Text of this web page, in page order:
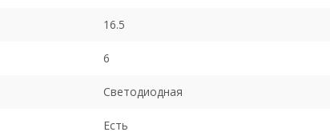
16.5
6
Светодиодная
Есть